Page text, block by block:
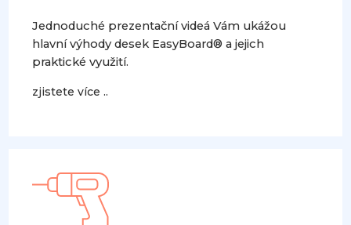
Jednoduché prezentační videá Vám ukážou
hlavní výhody desek EasyBoard® a jejich
praktické využití.
zjistete více ..